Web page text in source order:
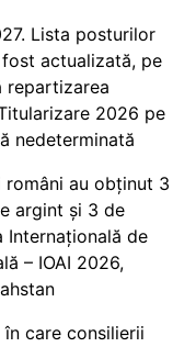
Lista posturilor
actualizată, pe
repartizarea
2026 pe
nedeterminată
români au obținut 3
argint și 3 de
Internațională de
– IOAI 2026,
care consilierii